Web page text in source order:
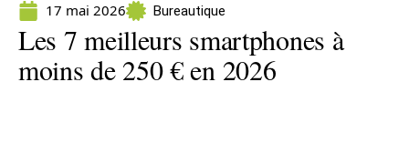
17 mai 2026 Bureautique
Les 7 meilleurs smartphones à
moins de 250 € en 2026